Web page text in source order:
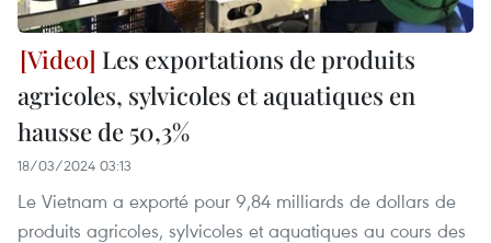
Les exportations de produits
agricoles, sylvicoles et aquatiques en
hausse de 50,3%
18/03/2024 03:13
Le Vietnam a exporté pour 9,84 milliards de dollars de
produits agricoles, sylvicoles et aquatiques au cours des